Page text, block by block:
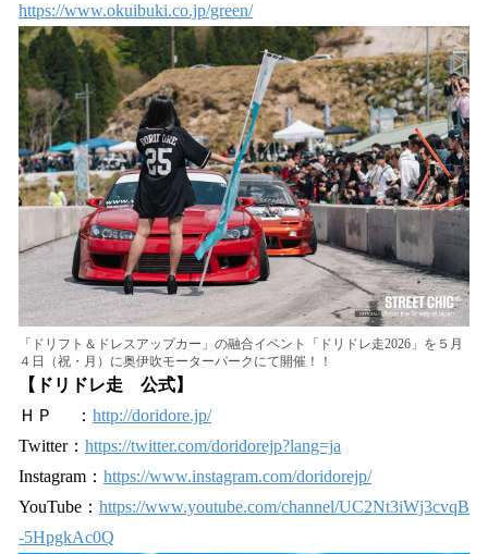
https://www.okuibuki.co.jp/green/
「ドリフト＆ドレスアップカー」の融合イベント「ドリドレ走2026」を５月
４日（祝・月）に奥伊吹モーターパークにて開催！！
【ドリドレ走 公式】
ＨＰ ： http://doridore.jp/
Twitter： https://twitter.com/doridorejp?lang=ja
Instagram： https://www.instagram.com/doridorejp/
YouTube： https://www.youtube.com/channel/UC2Nt3iWj3cvqB
-5HpgkAc0Q